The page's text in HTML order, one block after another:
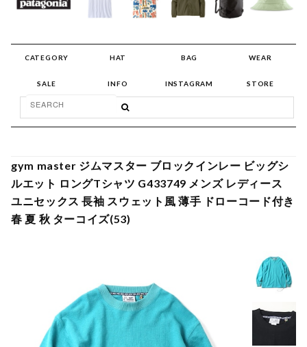
CATEGORY HAT BAG WEAR
SALE INFO INSTAGRAM STORE
gym master ジムマスター ブロックインレー ビッグシ
ルエット ロングTシャツ G433749 メンズ レディース
ユニセックス 長袖 スウェット風 薄手 ドローコード付き
春 夏 秋 ターコイズ(53)